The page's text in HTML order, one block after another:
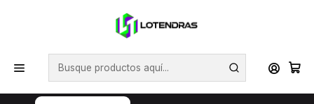
💥 ¡Compra HOY y retira GRATIS en tienda! 🏪🚀 Además,
aprovecha cientos de productos con Despacho Gratis 🛒📦
¡No dejes pasar esta oportunidad! 🔥
Inicio Componentes Pc
Gabinetes
Gabinete Antec AX61 Elite ATX Negro | Vidrio Templado